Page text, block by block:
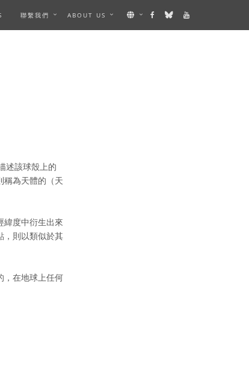
聯繫我們 ABOUT US
述該球殼上的
稱為天體的（天
緯度中衍生出來
，則以類似於其
，在地球上任何